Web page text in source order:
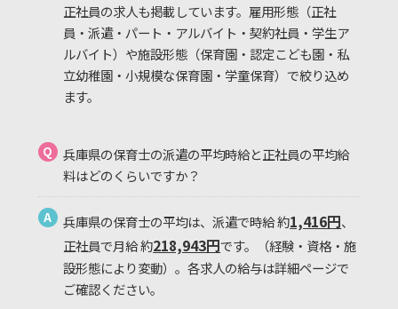
正社員の求人も掲載しています。雇用形態（正社
員・派遣・パート・アルバイト・契約社員・学生ア
ルバイト）や施設形態（保育園・認定こども園・私
立幼稚園・小規模な保育園・学童保育）で絞り込め
ます。
Q
兵庫県の保育士の派遣の平均時給と正社員の平均給
料はどのくらいですか？
A 兵庫県の保育士の平均は、派遣で時給 約1,416円、
正社員で月給 約218,943円です。（経験・資格・施
設形態により変動）。各求人の給与は詳細ページで
ご確認ください。